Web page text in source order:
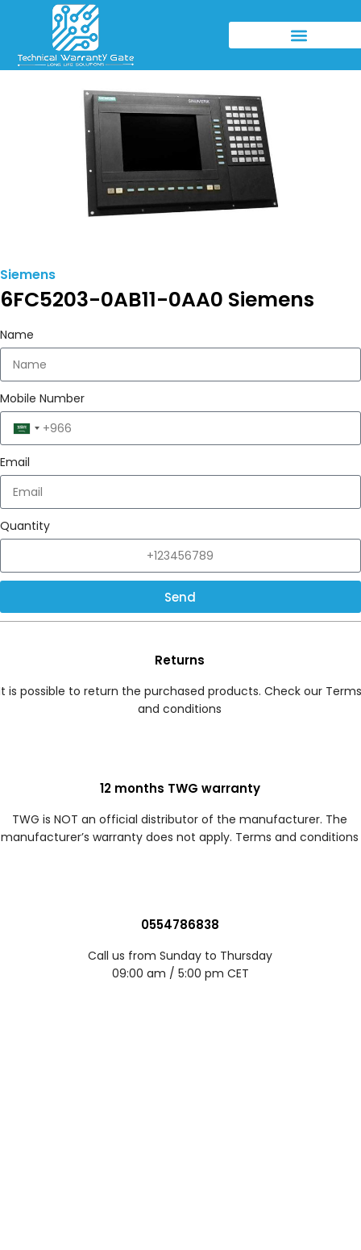
Siemens
6FC5203-0AB11-0AA0 Siemens
Name
Mobile Number
Saudi
Arabia
+966
Email
Quantity
Send
Returns
is possible to return the purchased products. Check our Terms
and conditions
12 months TWG warranty
TWG is NOT an official distributor of the manufacturer. The
manufacturer’s warranty does not apply. Terms and conditions
0554786838
Call us from Sunday to Thursday
09:00 am / 5:00 pm CET